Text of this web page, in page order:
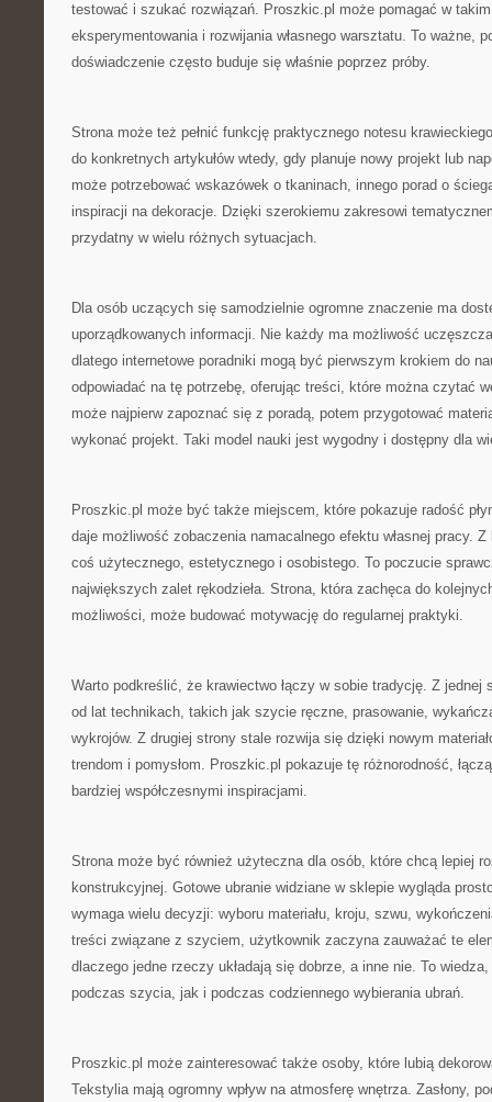
testować i szukać rozwiązań. Proszkic.pl może pomagać w
eksperymentowania i rozwijania własnego warsztatu. To ważne,
doświadczenie często buduje się właśnie poprzez próby.
Strona może też pełnić funkcję praktycznego notesu
do konkretnych artykułów wtedy, gdy planuje nowy projekt lub
może potrzebować wskazówek o tkaninach, innego porad o
inspiracji na dekoracje. Dzięki szerokiemu zakresowi
przydatny w wielu różnych sytuacjach.
Dla osób uczących się samodzielnie ogromne znaczenie ma
uporządkowanych informacji. Nie każdy ma możliwość
dlatego internetowe poradniki mogą być pierwszym krokiem do
odpowiadać na tę potrzebę, oferując treści, które można czytać
może najpierw zapoznać się z poradą, potem przygotować
wykonać projekt. Taki model nauki jest wygodny i dostępny dla
Proszkic.pl może być także miejscem, które pokazuje radość
daje możliwość zobaczenia namacalnego efektu własnej pracy. Z
coś użytecznego, estetycznego i osobistego. To poczucie
największych zalet rękodzieła. Strona, która zachęca do
możliwości, może budować motywację do regularnej praktyki.
Warto podkreślić, że krawiectwo łączy w sobie tradycję. Z jednej
od lat technikach, takich jak szycie ręczne, prasowanie,
wykrojów. Z drugiej strony stale rozwija się dzięki nowym
trendom i pomysłom. Proszkic.pl pokazuje tę różnorodność,
bardziej współczesnymi inspiracjami.
Strona może być również użyteczna dla osób, które chcą lepiej
konstrukcyjnej. Gotowe ubranie widziane w sklepie wygląda
wymaga wielu decyzji: wyboru materiału, kroju, szwu,
treści związane z szyciem, użytkownik zaczyna zauważać te
dlaczego jedne rzeczy układają się dobrze, a inne nie. To
podczas szycia, jak i podczas codziennego wybierania ubrań.
Proszkic.pl może zainteresować także osoby, które lubią
Tekstylia mają ogromny wpływ na atmosferę wnętrza. Zasłony,